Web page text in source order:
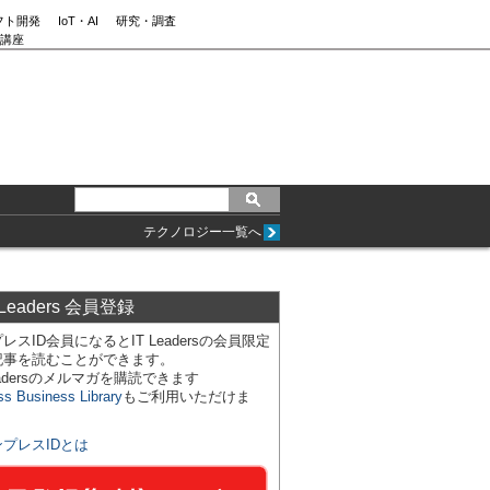
ト開発 IoT・AI
研究・調査
座
テクノロジー一覧へ
会員登録
スID会員になるとIT Leadersの会員限定
を読むことができます。
のメルマガを購読できます
Business Libraryもご利用いただけま
プレスIDとは